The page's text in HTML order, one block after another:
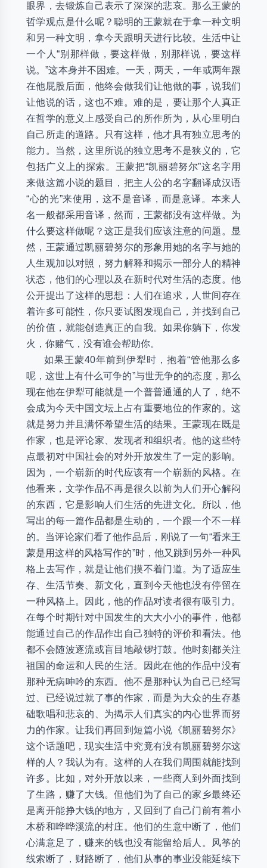
眼界，去锻炼自己表示了深深的悲哀。那么王蒙的
哲学观点是什么呢？聪明的王蒙就在于拿一种文明
和另一种文明，拿今天跟明天进行比较。生活中让
一个人“别那样做，要这样做，别那样说，要这样
说。”这本身并不困难。一天，两天，一年或两年跟
在他屁股后面，他终会做我们让他做的事，说我们
让他说的话，这也不难。难的是，要让那个人真正
在哲学的意义上感受自己的所作所为，从心里明白
自己所走的道路。只有这样，他才具有独立思考的
能力。当然，这里所说的独立思考不是狭义的，它
包括广义上的探索。王蒙把“凯丽碧努尔”这名字用
来做这篇小说的题目，把主人公的名字翻译成汉语
“心的光”来使用，这不是音译，而是意译。本来人
名一般都采用音译，然而，王蒙都没有这样做。为
什么要这样做呢？这正是我们应该注意的问题。显
然，王蒙通过凯丽碧努尔的形象用她的名字与她的
人生观加以对照，努力解释和揭示一部分人的精神
状态，他们的心理以及在新时代对生活的态度。他
公开提出了这样的思想：人们在追求，人世间存在
着许多可能性，你只要试图发现自己，并找到自己
的价值，就能创造真正的自我。如果你躺下，你发
火，你赌气，没有谁会帮助你。
如果王蒙40年前到伊犁时，抱着“管他那么多
呢，这世上有什么可争的”与世无争的的态度，那么
现在他在伊犁可能就是一个普普通通的人了，绝不
会成为今天中国文坛上占有重要地位的作家的。这
就是努力并且满怀希望生活的结果。王蒙现在既是
作家，也是评论家、发现者和组织者。他的这些特
点最初对中国社会的对外开放发生了一定的影响。
因为，一个崭新的时代应该有一个崭新的风格。在
他看来，文学作品不再是很久以前为人们开心解闷
的东西，它是影响人们生活的先进文化。所以，他
写出的每一篇作品都是生动的，一个跟一个不一样
的。当评论家们看了他作品后，刚说了一句“看来王
蒙是用这样的风格写作的”时，他又跳到另外一种风
格上去写作，就是让他们摸不着门道。为了适应生
存、生活节奏、新文化，直到今天他也没有停留在
一种风格上。因此，他的作品对读者很有吸引力。
在每个时期针对中国发生的大大小小的事件，他都
能通过自己的作品作出自己独特的评价和看法。他
都不会随波逐流或盲目地敲锣打鼓。他时刻都关注
祖国的命运和人民的生活。因此在他的作品中没有
那种无病呻吟的东西。他不是那种认为自己已经写
过、已经说过就了事的作家，而是为大众的生存基
础歌唱和悲哀的、为揭示人们真实的内心世界而努
力的作家。让我们再回到短篇小说《凯丽碧努尔》
这个话题吧，现实生活中究竟有没有凯丽碧努尔这
样的人？我认为有。这样的人在我们周围就能找到
许多。比如，对外开放以来，一些商人到外面找到
了生路，赚了大钱。但他们为了自己的家乡最终还
是离开能挣大钱的地方，又回到了自己门前有着小
木桥和哗哗溪流的村庄。他们的生意中断了，他们
心满意足了，赚来的钱也没有能留给后人。风筝的
线索断了，财路断了，他们从事的事业没能延续下